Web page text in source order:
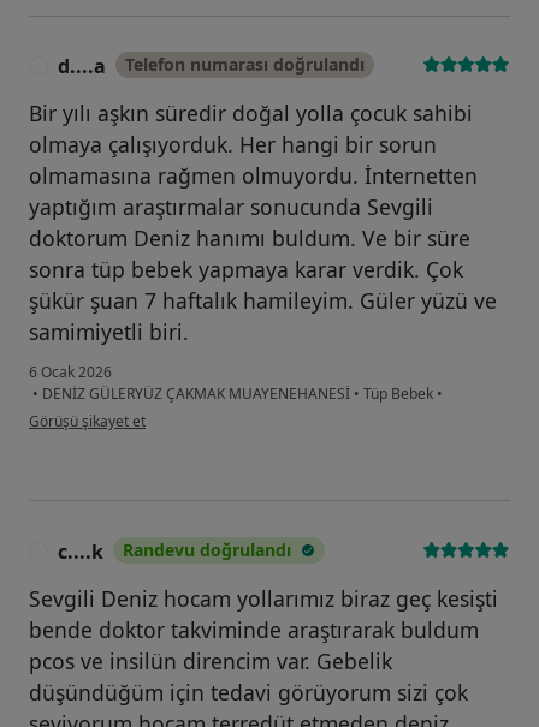
d....a Telefon numarası doğrulandı
Bir yılı aşkın süredir doğal yolla çocuk sahibi
olmaya çalışıyorduk. Her hangi bir sorun
olmamasına rağmen olmuyordu. İnternetten
yaptığım araştırmalar sonucunda Sevgili
doktorum Deniz hanımı buldum. Ve bir süre
sonra tüp bebek yapmaya karar verdik. Çok
şükür şuan 7 haftalık hamileyim. Güler yüzü ve
samimiyetli biri.
6 Ocak 2026
• DENİZ GÜLERYÜZ ÇAKMAK MUAYENEHANESİ • Tüp Bebek •
kullanıcının görüşüne göre d....a
Görüşü şikayet et
c....k Randevu doğrulandı
Sevgili Deniz hocam yollarımız biraz geç kesişti
bende doktor takviminde araştırarak buldum
pcos ve insilün direncim var. Gebelik
düşündüğüm için tedavi görüyorum sizi çok